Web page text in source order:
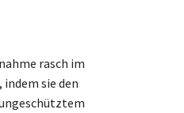
rasch im
sie den